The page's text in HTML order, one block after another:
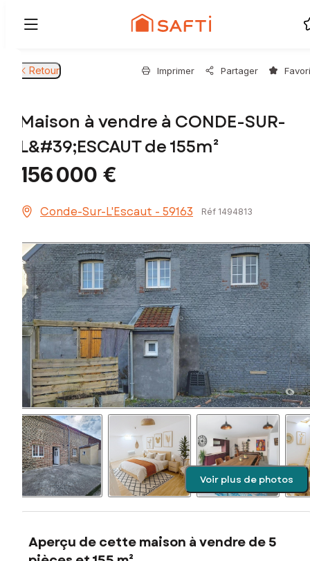
Retour Imprimer Partager
Maison à vendre à CONDE-SUR-
L&#39;ESCAUT de 155m²
156 000 €
Conde-Sur-L'Escaut - 59163 Réf 1494813
Voir plus de photos
Aperçu de cette maison à vendre de 5